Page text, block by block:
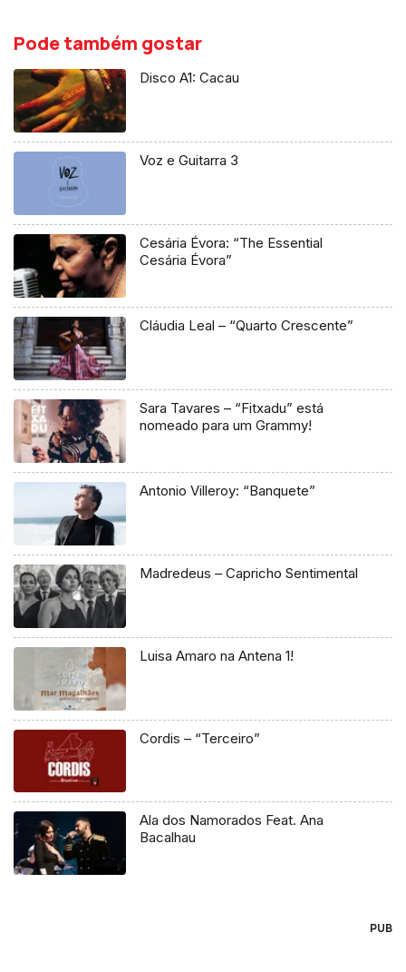
Pode também gostar
Disco A1: Cacau
Voz e Guitarra 3
Cesária Évora: “The Essential
Cesária Évora”
Cláudia Leal – “Quarto Crescente”
Sara Tavares – “Fitxadu” está
nomeado para um Grammy!
Antonio Villeroy: “Banquete”
Madredeus – Capricho Sentimental
Luisa Amaro na Antena 1!
Cordis – “Terceiro”
Ala dos Namorados Feat. Ana
Bacalhau
PUB